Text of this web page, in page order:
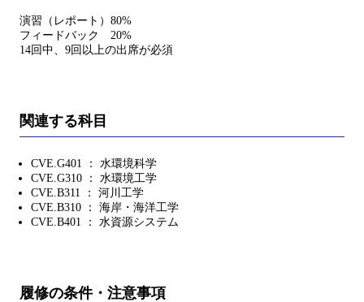
演習（レポート）80%
フィードバック 20%
14回中、9回以上の出席が必須
関連する科目
CVE.G401 ： 水環境科学
CVE.G310 ： 水環境工学
CVE.B311 ： 河川工学
CVE.B310 ： 海岸・海洋工学
CVE.B401 ： 水資源システム
履修の条件・注意事項